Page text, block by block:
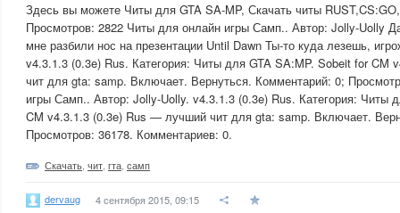
Здесь вы можете Читы для GTA SA-MP, Скачать читы
Просмотров: 2822 Читы для онлайн игры Самп.. Автор: Jolly-Uolly
мне разбили нос на презентации Until Dawn Ты-то куда лезешь,
v4.3.1.3 (0.3e) Rus. Категория: Читы для GTA SA:MP. Sobeit for
чит для gta: samp. Включает. Вернуться. Комментарий: 0;
игры Самп.. Автор: Jolly-Uolly. v4.3.1.3 (0.3e) Rus. Категория: Читы
CM v4.3.1.3 (0.3e) Rus — лучший чит для gta: samp. Включает.
Просмотров: 36178. Комментариев: 0.
Скачать чит гта самп
dervaug 4 сентября 2015, 09:15